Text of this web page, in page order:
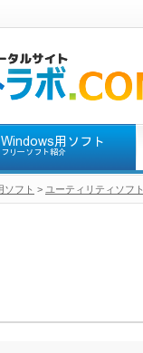
ソフト > ユーティリティソフト